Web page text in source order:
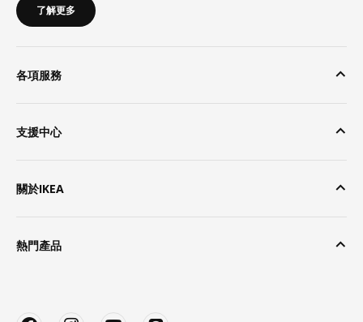
了解更多
各項服務
支援中心
關於IKEA
熱門產品